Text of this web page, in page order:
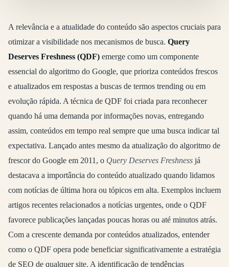
A relevância e a atualidade do conteúdo são aspectos cruciais para
otimizar a visibilidade nos mecanismos de busca. Query
Deserves Freshness (QDF) emerge como um componente
essencial do algoritmo do Google, que prioriza conteúdos frescos
e atualizados em respostas a buscas de termos trending ou em
evolução rápida. A técnica de QDF foi criada para reconhecer
quando há uma demanda por informações novas, entregando
assim, conteúdos em tempo real sempre que uma busca indicar tal
expectativa. Lançado antes mesmo da atualização do algoritmo de
frescor do Google em 2011, o Query Deserves Freshness já
destacava a importância do conteúdo atualizado quando lidamos
com notícias de última hora ou tópicos em alta. Exemplos incluem
artigos recentes relacionados a notícias urgentes, onde o QDF
favorece publicações lançadas poucas horas ou até minutos atrás.
Com a crescente demanda por conteúdos atualizados, entender
como o QDF opera pode beneficiar significativamente a estratégia
de SEO de qualquer site. A identificação de tendências